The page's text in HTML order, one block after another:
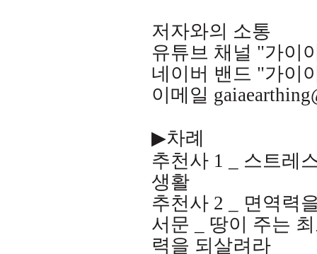
저자와의 소통
유튜브 채널 "가이
네이버 밴드 "가이
이메일
▶차례
추천사1 _ 스트레
생활
추천사2 _
면역력
서문
땅이 주는
력을 되살려라